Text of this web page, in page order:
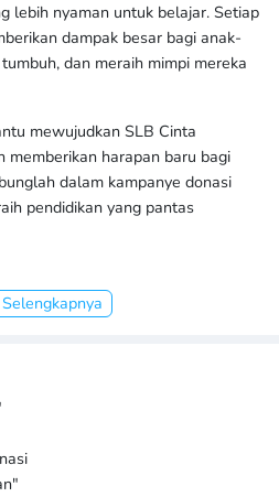
lebih nyaman untuk belajar. Setiap
dampak besar bagi anak-
dan meraih mimpi mereka
mewujudkan SLB Cinta
memberikan harapan baru bagi
dalam kampanye donasi
pendidikan yang pantas